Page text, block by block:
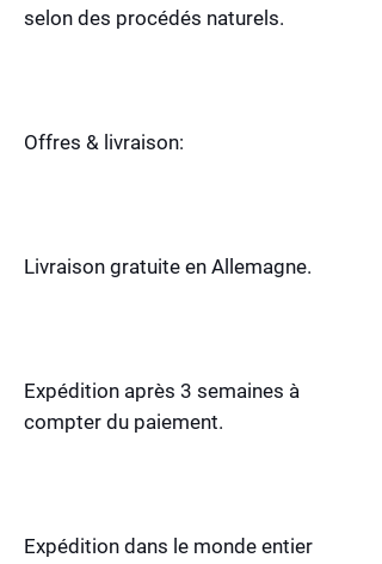
selon des procédés naturels.
Offres & livraison:
Livraison gratuite en Allemagne.
Expédition après 3 semaines à
compter du paiement.
Expédition dans le monde entier